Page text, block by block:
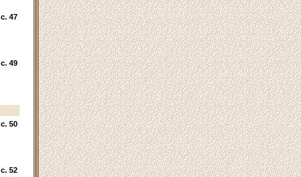
c. 47
c. 49
c. 50
c. 52